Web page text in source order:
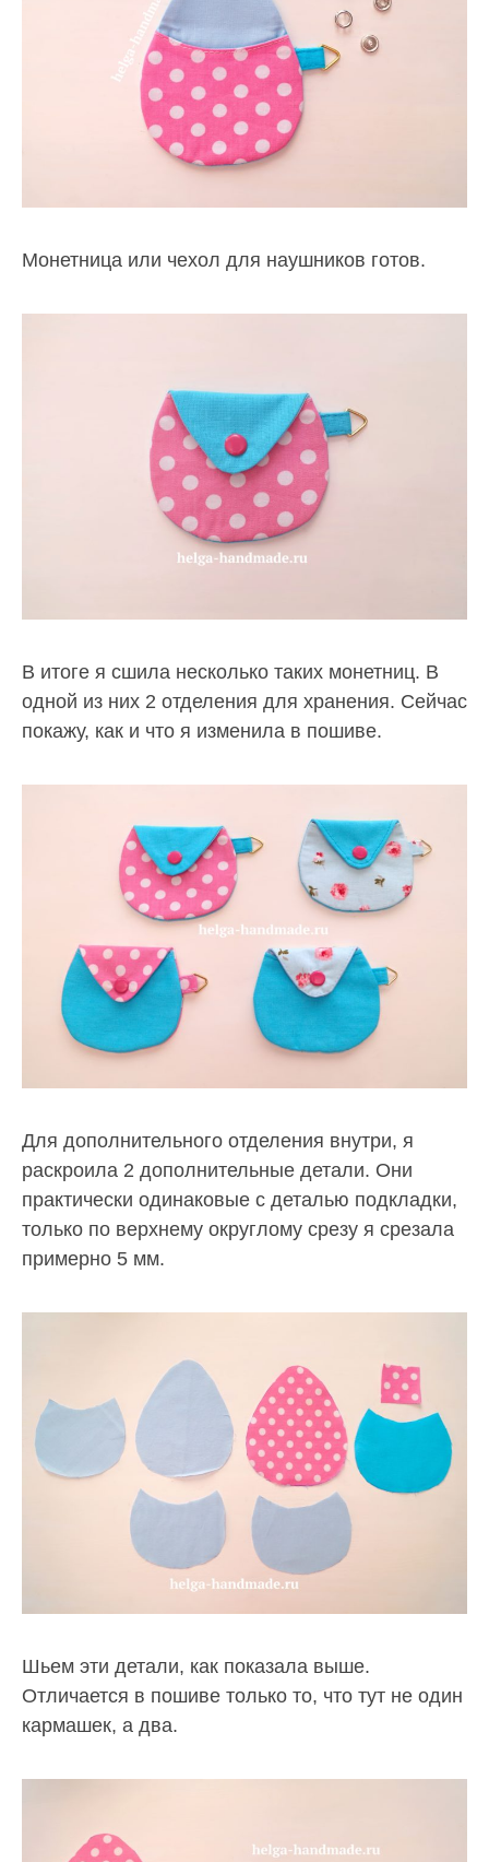
Монетница или чехол для наушников готов.
В итоге я сшила несколько таких монетниц. В
одной из них 2 отделения для хранения. Сейчас
покажу, как и что я изменила в пошиве.
Для дополнительного отделения внутри, я
раскроила 2 дополнительные детали. Они
практически одинаковые с деталью подкладки,
только по верхнему округлому срезу я срезала
примерно 5 мм.
Шьем эти детали, как показала выше.
Отличается в пошиве только то, что тут не один
кармашек, а два.